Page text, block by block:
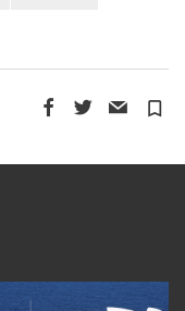
turned_in_not